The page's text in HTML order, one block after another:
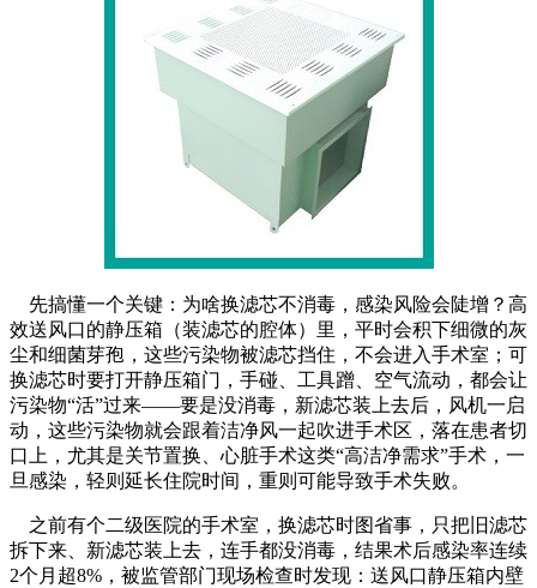
先搞懂一个关键：为啥换滤芯不消毒，感染风险会陡增？高
效送风口的静压箱（装滤芯的腔体）里，平时会积下细微的灰
尘和细菌芽孢，这些污染物被滤芯挡住，不会进入手术室；可
换滤芯时要打开静压箱门，手碰、工具蹭、空气流动，都会让
污染物“活”过来——要是没消毒，新滤芯装上去后，风机一启
动，这些污染物就会跟着洁净风一起吹进手术区，落在患者切
口上，尤其是关节置换、心脏手术这类“高洁净需求”手术，一
旦感染，轻则延长住院时间，重则可能导致手术失败。
之前有个二级医院的手术室，换滤芯时图省事，只把旧滤芯
拆下来、新滤芯装上去，连手都没消毒，结果术后感染率连续
2个月超8%，被监管部门现场检查时发现：送风口静压箱内壁